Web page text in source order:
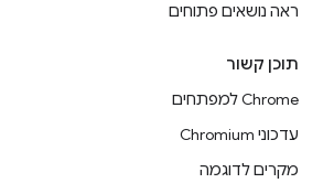
ראה נושאים פתוחים
תוכן קשור
Chrome למפתחים
עדכוני Chromium
מקרים לדוגמה